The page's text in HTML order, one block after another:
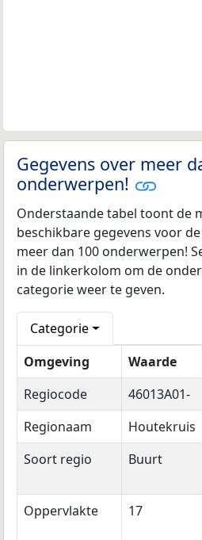
Gegevens over meer
onderwerpen!
Onderstaande tabel toont de
beschikbare gegevens voor
meer dan 100 onderwerpen!
in de linkerkolom om de
categorie weer te geven.
Categorie
Omgeving
Waarde
Regiocode
46013A01-
Regionaam
Houtekruis
Soort regio
Buurt
Oppervlakte 17